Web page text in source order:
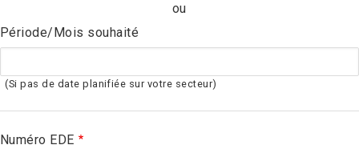
ou
Période/Mois souhaité
(Si pas de date planifiée sur votre secteur)
Numéro EDE